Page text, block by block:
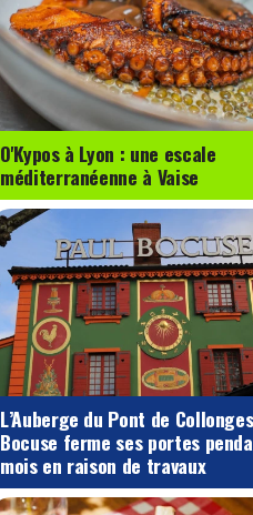
O'Kypos à Lyon : une escale
méditerranéenne à Vaise
L’Auberge du Pont de
Bocuse ferme ses portes
mois en raison de travaux